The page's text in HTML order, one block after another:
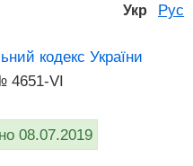
Укр Рус
кодекс України
4651-VI
08.07.2019